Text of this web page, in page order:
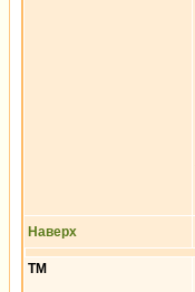
Наверх
ТМ